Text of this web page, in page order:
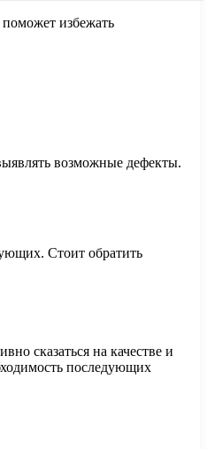
избежать
возможные дефекты.
Стоит обратить
сказаться на качестве и
последующих